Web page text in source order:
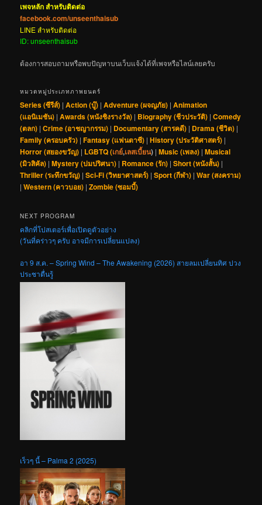
เพจหลัก สำหรับติดต่อ
facebook.com/unseenthaisub
LINE สำหรับติดต่อ
ID: unseenthaisub
ต้องการสอบถามหรือพบปัญหาบนเว็บแจ้งได้ที่เพจหรือไลน์เลยครับ
หมวดหมู่ประเภทภาพยนตร์
Series (ซีรีส์) |Action (บู๊) |Adventure (ผจญภัย) |Animation
(แอนิเมชัน) |Awards (หนังชิงรางวัล) | Biography (ชีวประวัติ) |Comedy
(ตลก) |Crime (อาชญากรรม) | Documentary (สารคดี) | Drama (ชีวิต) |
Family (ครอบครัว) |Fantasy (แฟนตาซี) |History (ประวัติศาสตร์) |
Horror (สยองขวัญ) | LGBTQ (เกย์,เลสเบี้ยน) |Music (เพลง) |Musical
(มิวสิคัล) |Mystery (ปมปริศนา) | Romance (รัก) |Short (หนังสั้น) |
Thriller (ระทึกขวัญ) |Sci-Fi (วิทยาศาสตร์) |Sport (กีฬา) |War (สงคราม)
|Western (คาวบอย) |Zombie (ซอมบี้)
NEXT PROGRAM
คลิกที่โปสเตอร์เพื่อเปิดดูตัวอย่าง
(วันที่คร่าวๆ ครับ อาจมีการเปลี่ยนแปลง)
อา 9 ส.ค. – Spring Wind – The Awakening (2026) สายลมเปลี่ยนทิศ ปวง
ประชาตื่นรู้
เร็วๆ นี้ – Palma 2 (2025)